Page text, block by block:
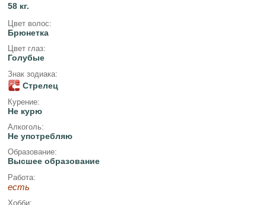
58 кг.
Цвет волос:
Брюнетка
Цвет глаз:
Голубые
Знак зодиака:
Стрелец
Курение:
Не курю
Алкоголь:
Не употребляю
Образование:
Высшее образование
Работа:
есть
Хобби: